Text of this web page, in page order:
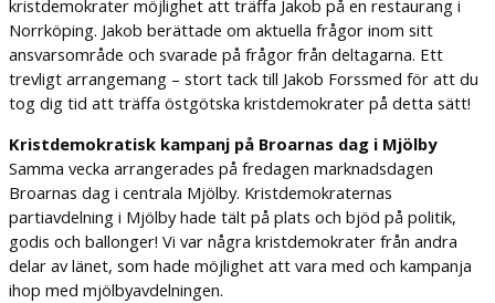
kristdemokrater möjlighet att träffa Jakob på en restaurang i
Norrköping. Jakob berättade om aktuella frågor inom sitt
ansvarsområde och svarade på frågor från deltagarna. Ett
trevligt arrangemang – stort tack till Jakob Forssmed för att du
tog dig tid att träffa östgötska kristdemokrater på detta sätt!
Kristdemokratisk kampanj på Broarnas dag i Mjölby
Samma vecka arrangerades på fredagen marknadsdagen
Broarnas dag i centrala Mjölby. Kristdemokraternas
partiavdelning i Mjölby hade tält på plats och bjöd på politik,
godis och ballonger! Vi var några kristdemokrater från andra
delar av länet, som hade möjlighet att vara med och kampanja
ihop med mjölbyavdelningen.